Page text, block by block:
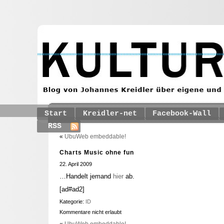
Start Kreidler-net
Facebook-Wall
RSS
« UbuWeb embeddable!
Charts Music ohne fun
22. April 2009
…Handelt jemand hierab.
[ad#ad2]
Kategorie: ID
Kommentare nicht erlaubt